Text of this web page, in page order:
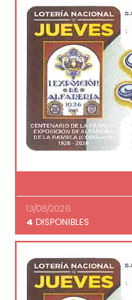
13/08/2026
4 DISPONIBLES